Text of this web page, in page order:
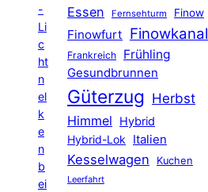
-
Li
c
ht
n
el
k
e
n
b
ei
Essen Fernsehturm Finow
Finowfurt Finowkanal
Frankreich Frühling
Gesundbrunnen
Güterzug Herbst
Himmel
Hybrid
Hybrid-Lok Italien
Kesselwagen Kuchen
Leerfahrt